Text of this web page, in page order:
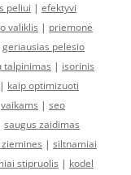
peliui | efektyvi
valiklis | priemonė
geriausias pelesio
talpinimas | isorinis
| kaip optimizuoti
vaikams | seo
saugus zaidimas
| siltnamiai
stipruolis | kodel